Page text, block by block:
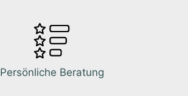
Persönliche Beratung